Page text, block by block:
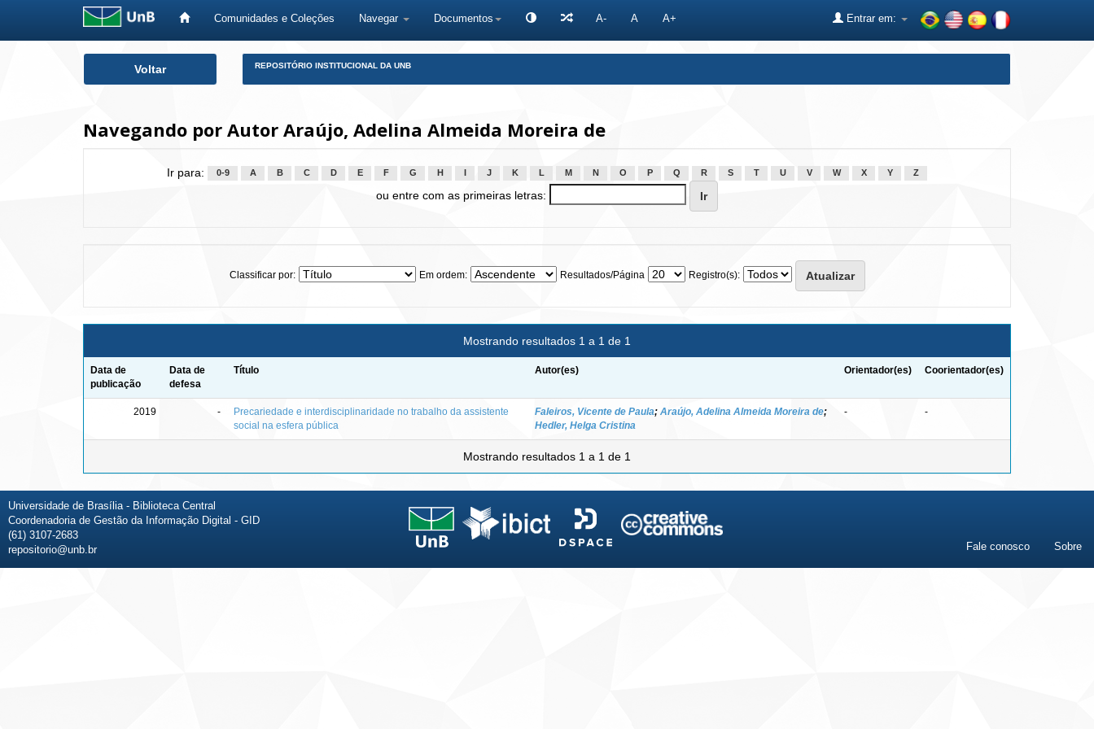
Comunidades e Coleções Navegar Documentos A- A A+ Entrar em:
Voltar REPOSITÓRIO INSTITUCIONAL DA UNB
Navegando por Autor Araújo, Adelina Almeida Moreira de
Ir para: 0-9 A B C D E F G H J K L M N O P Q R S T U V W X Y Z
ou entre com as primeiras letras:
Classificar por: Em ordem: Resultados/Página Registro(s):
Mostrando resultados 1 a 1 de 1
Data de
publicação
Data de
defesa
Título Autor(es) Orientador(es) Coorientador(es)
2019 -
Precariedade e interdisciplinaridade no trabalho da assistente
social na esfera pública
Faleiros, Vicente de Paula; Araújo, Adelina Almeida Moreira de;
Hedler, Helga Cristina
- -
Mostrando resultados 1 a 1 de 1
Universidade de Brasília - Biblioteca Central
Coordenadoria de Gestão da Informação Digital - GID
(61) 3107-2683
repositorio@unb.br
Fale conosco Sobre